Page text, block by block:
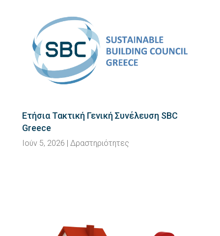
Ετήσια Τακτική Γενική Συνέλευση SBC
Greece
Ιούν 5, 2026 Δραστηριότητες